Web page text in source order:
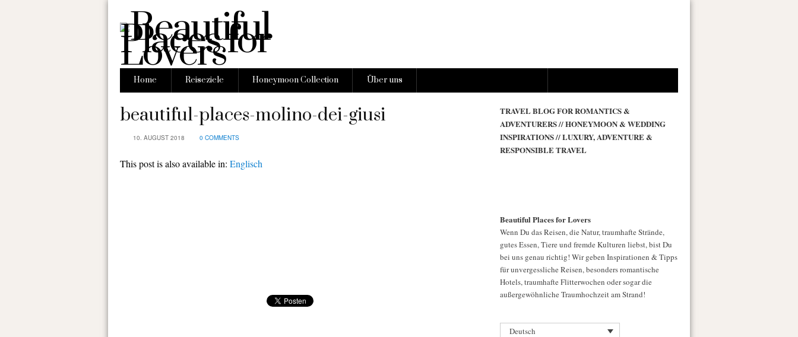
Home Reiseziele Honeymoon Collection Über uns
beautiful-places-molino-dei-giusi
10. AUGUST 2018 0 COMMENTS
This post is also available in: Englisch
TRAVEL BLOG FOR ROMANTICS &
ADVENTURERS // HONEYMOON & WEDDING
INSPIRATIONS // LUXURY, ADVENTURE &
RESPONSIBLE TRAVEL
Beautiful Places for Lovers
Wenn Du das Reisen, die Natur, traumhafte Strände,
gutes Essen, Tiere und fremde Kulturen liebst, bist Du
bei uns genau richtig! Wir geben Inspirationen & Tipps
für unvergessliche Reisen, besonders romantische
Hotels, traumhafte Flitterwochen oder sogar die
außergewöhnliche Traumhochzeit am Strand!
Deutsch